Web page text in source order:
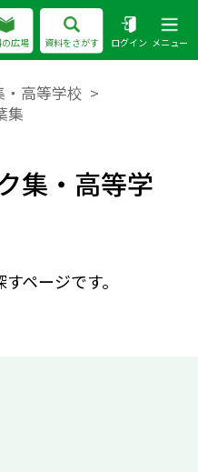
広場 資料をさがす ログイン メニュー
高等学校
集
集・高等学
ページです。